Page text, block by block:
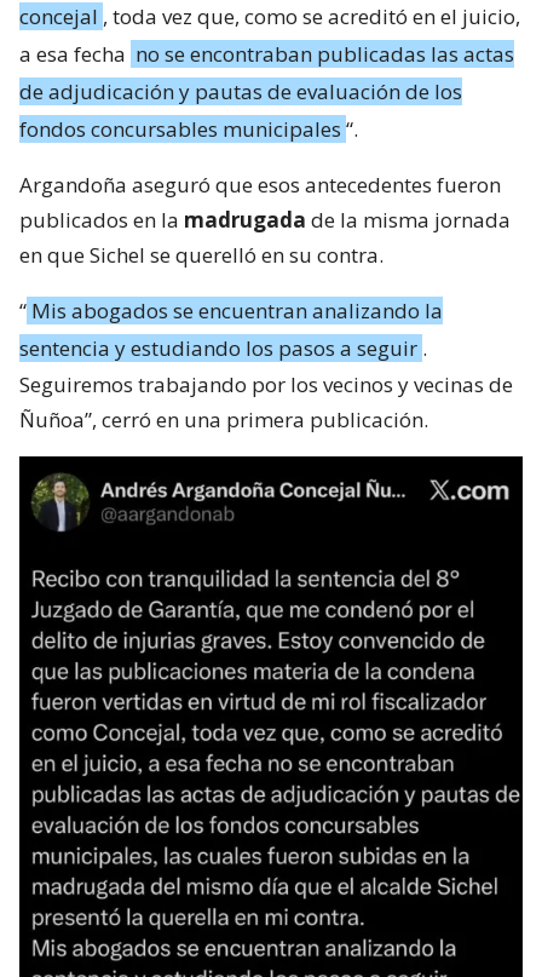
concejal , toda vez que, como se acreditó en el juicio,
a esa fecha no se encontraban publicadas las actas
de adjudicación y pautas de evaluación de los
fondos concursables municipales “.
Argandoña aseguró que esos antecedentes fueron
publicados en la madrugada de la misma jornada
en que Sichel se querelló en su contra.
“ Mis abogados se encuentran analizando la
sentencia y estudiando los pasos a seguir .
Seguiremos trabajando por los vecinos y vecinas de
Ñuñoa”, cerró en una primera publicación.